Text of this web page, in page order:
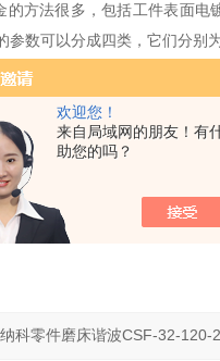
欢迎您！
来自局域网的朋友！有
助您的吗？
的方法很多，包括工件表面
参数可以分成四类，它们分别
、振荡方式、波长、输出功
2UH、几何形状、表面状
、扫描速度、光束直径、功
是在激光加热基体
的同时，
成分基本上不变化，即基体